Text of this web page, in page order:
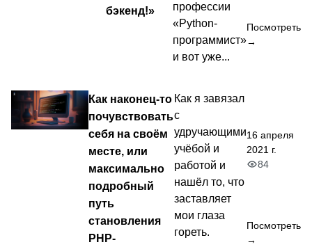
бэкенд!»
профессии
«Python-
программист»
и вот уже...
Посмотреть
→
Как наконец-то
почувствовать
себя на своём
месте, или
максимально
подробный
путь
становления
PHP-
Как я завязал
с
удручающими
учёбой и
работой и
нашёл то, что
заставляет
мои глаза
гореть.
16 апреля
2021 г.
84
Посмотреть
→